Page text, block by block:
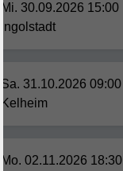
Mi. 30.09.2026 15:00
Ingolstadt
Sa. 31.10.2026 09:00
Kelheim
Mo. 02.11.2026 18:30